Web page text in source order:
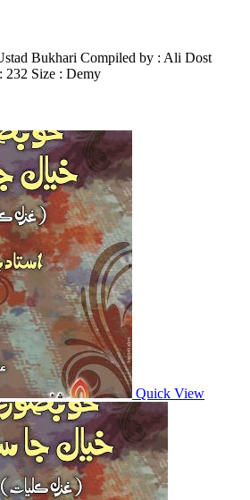
Bukhari Compiled by : Ali Dost
232 Size : Demy
Quick View